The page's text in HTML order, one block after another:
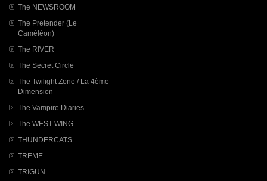
The NEWSROOM
The Pretender (Le
Caméléon)
The RIVER
The Secret Circle
The Twilight Zone / La 4ème
Dimension
The Vampire Diaries
The WEST WING
THUNDERCATS
TREME
TRIGUN